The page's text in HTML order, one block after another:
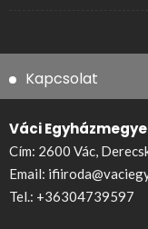
Kapcsolat
Váci
Cím: 2600 Vác,
Email:
Tel.: +36304739597